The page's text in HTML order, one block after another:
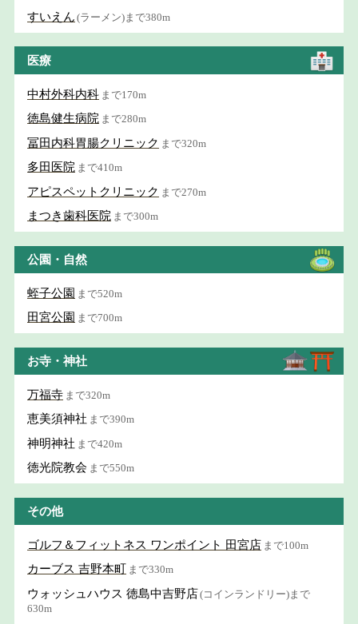
すいえん (ラーメン)まで380m
医療
中村外科内科 まで170m
徳島健生病院 まで280m
冨田内科胃腸クリニック まで320m
多田医院 まで410m
アピスペットクリニック まで270m
まつき歯科医院 まで300m
公園・自然
蛭子公園 まで520m
田宮公園 まで700m
お寺・神社
万福寺 まで320m
恵美須神社 まで390m
神明神社 まで420m
徳光院教会 まで550m
その他
ゴルフ＆フィットネス ワンポイント 田宮店 まで100m
カーブス 吉野本町 まで330m
ウォッシュハウス 徳島中吉野店(コインランドリー)まで
630m